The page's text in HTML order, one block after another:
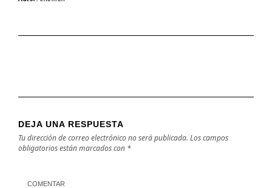
DEJA UNA RESPUESTA
Tu dirección de correo electrónico no será publicada. Los campos
obligatorios están marcados con *
COMENTAR